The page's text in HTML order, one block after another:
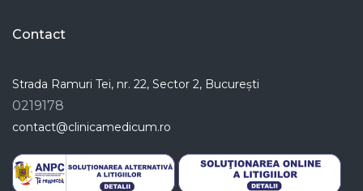
Contact
Strada Ramuri Tei, nr. 22, Sector 2, București
0219178
contact@clinicamedicum.ro